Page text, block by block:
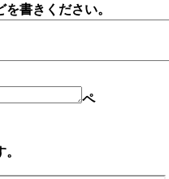
書きください。
ペ